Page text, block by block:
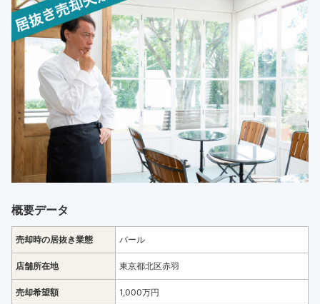
概要データ
売却時の居抜き業態 バール
店舗所在地 東京都北区赤羽
売却希望額 1,000万円